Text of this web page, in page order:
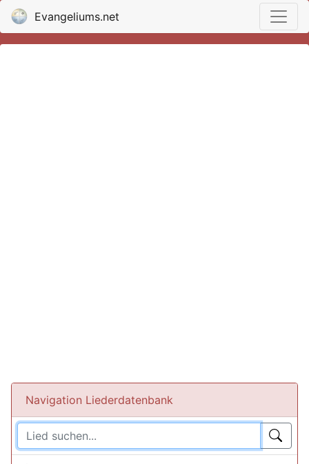
Evangeliums.net
Navigation Liederdatenbank